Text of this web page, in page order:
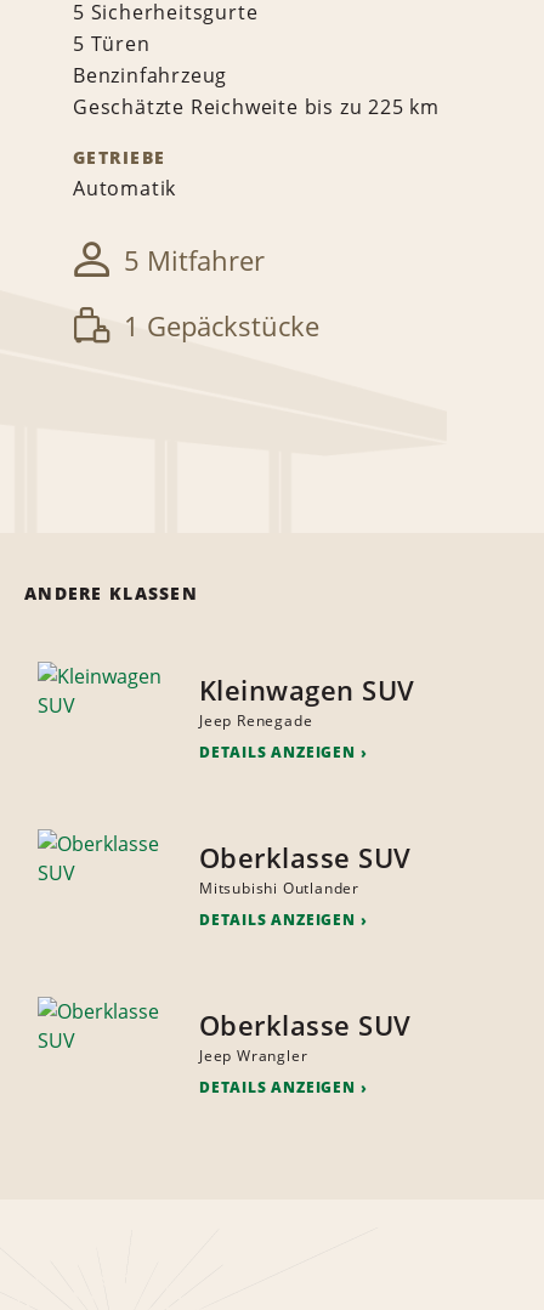
5 Sicherheitsgurte
5 Türen
Benzinfahrzeug
Geschätzte Reichweite bis zu 225 km
GETRIEBE
Automatik
5 Mitfahrer
1 Gepäckstücke
ANDERE KLASSEN
Kleinwagen SUV
Jeep Renegade
DETAILS ANZEIGEN
Oberklasse SUV
Mitsubishi Outlander
DETAILS ANZEIGEN
Oberklasse SUV
Jeep Wrangler
DETAILS ANZEIGEN